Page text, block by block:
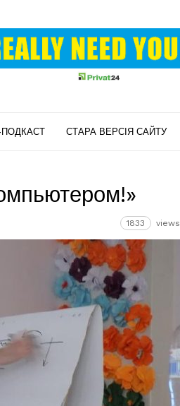
СТАРА ВЕРСІЯ САЙТУ
1833 views